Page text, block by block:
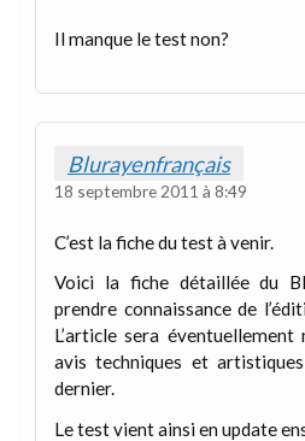
Il manque le test non?
Blurayenfrançais
18 septembre 2011 à 8:49
C’est la fiche du test à venir.
Voici la fiche détaillée du
prendre connaissance de
L’article sera
avis techniques et
dernier.
Le test vient ainsi en update